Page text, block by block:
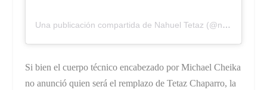
Una publicación compartida de Nahuel Tetaz (@nahueltetaz)
Si bien el cuerpo técnico encabezado por Michael Cheika
no anunció quien será el remplazo de Tetaz Chaparro, la